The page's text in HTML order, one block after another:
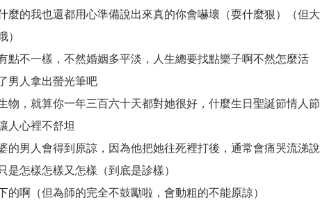
麼的我也還都用心準備說出來真的你會嚇壞（耍什麼狠）（但大
）
點不一樣，不然婚姻多平淡，人生總要找點樂子啊不然怎麼活
男人拿出螢光筆吧
物，就算你一年三百六十天都對她很好，什麼生日聖誕節情人節
人心裡不舒坦
的男人會得到原諒，因為他把她往死裡打後，通常會痛哭流涕說
是怎樣怎樣又怎樣（到底是診樣）
的啊（但為師的完全不鼓勵啦，會動粗的不能原諒）